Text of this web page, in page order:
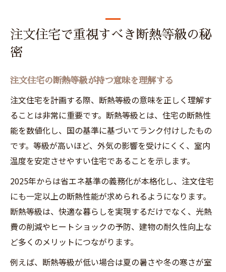
注文住宅で重視すべき断熱等級の秘
密
注文住宅の断熱等級が持つ意味を理解する
注文住宅を計画する際、断熱等級の意味を正しく理解す
ることは非常に重要です。断熱等級とは、住宅の断熱性
能を数値化し、国の基準に基づいてランク付けしたもの
です。等級が高いほど、外気の影響を受けにくく、室内
温度を安定させやすい住宅であることを示します。
2025年からは省エネ基準の義務化が本格化し、注文住宅
にも一定以上の断熱性能が求められるようになります。
断熱等級は、快適な暮らしを実現するだけでなく、光熱
費の削減やヒートショックの予防、建物の耐久性向上な
ど多くのメリットにつながります。
例えば、断熱等級が低い場合は夏の暑さや冬の寒さが室